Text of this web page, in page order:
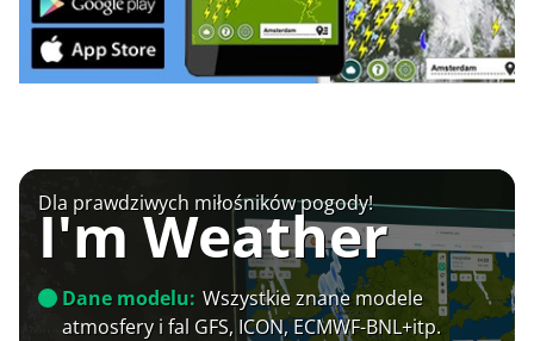
Dla prawdziwych miłośników pogody!
I'm Weather
Dane modelu: Wszystkie znane modele
atmosfery i fal GFS, ICON, ECMWF-BNL+itp.